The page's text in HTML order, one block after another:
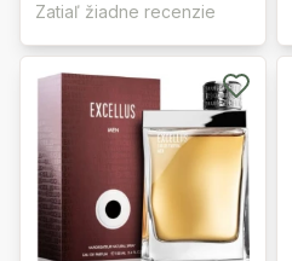
Zatiaľ žiadne recenzie